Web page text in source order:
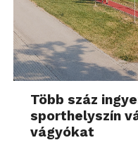
Több száz
sporthelyszín
vágyókat